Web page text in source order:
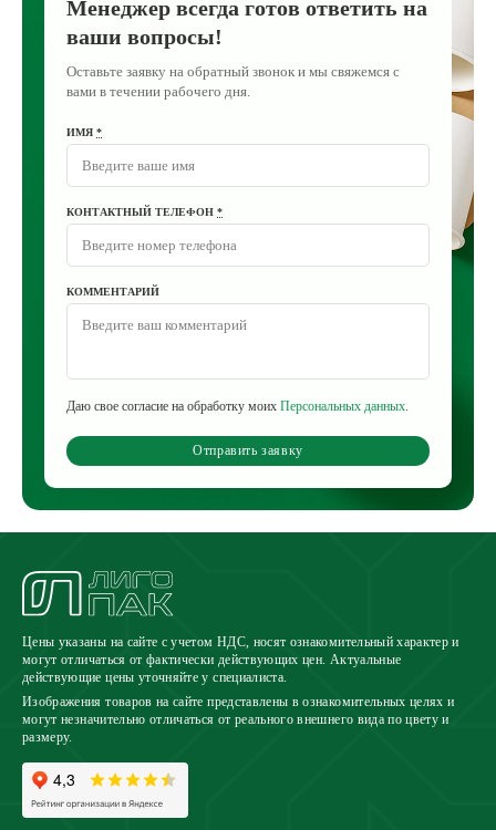
Менеджер всегда готов ответить на
ваши вопросы!
Оставьте заявку на обратный звонок и мы свяжемся с
вами в течении рабочего дня.
ИМЯ *
КОНТАКТНЫЙ ТЕЛЕФОН *
КОММЕНТАРИЙ
Даю свое согласие на обработку моих Персональных данных.
Отправить заявку
Цены указаны на сайте с учетом НДС, носят ознакомительный характер и
могут отличаться от фактически действующих цен. Актуальные
действующие цены уточняйте у специалиста.
Изображения товаров на сайте представлены в ознакомительных целях и
могут незначительно отличаться от реального внешнего вида по цвету и
размеру.